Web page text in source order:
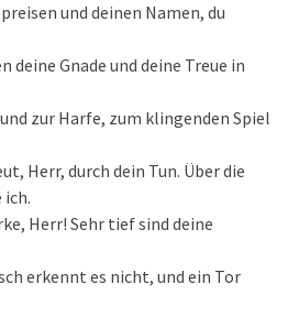
und deinen Namen, du
deine Gnade und deine Treue in
zur Harfe, zum klingenden Spiel
Herr, durch dein Tun. Über die
ich.
Herr! Sehr tief sind deine
erkennt es nicht, und ein Tor